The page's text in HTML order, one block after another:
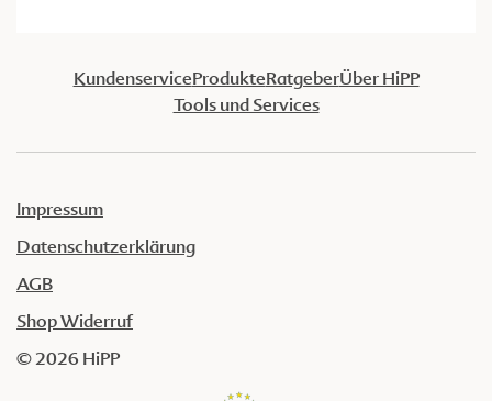
KundenserviceProdukteRatgeberÜber HiPP
Tools und Services
Impressum
Datenschutzerklärung
AGB
Shop Widerruf
© 2026 HiPP